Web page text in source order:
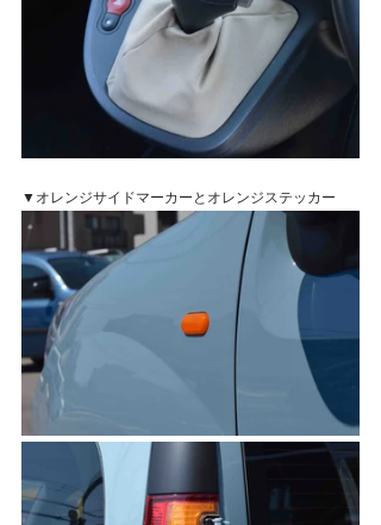
▼オレンジサイドマーカーとオレンジステッカー